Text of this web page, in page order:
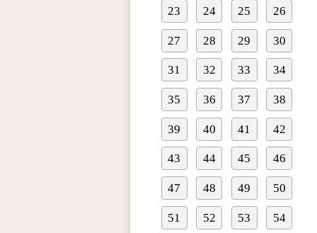
23 24 25 26
27 28 29 30
31 32 33 34
35 36 37 38
39 40 41 42
43 44 45 46
47 48 49 50
51 52 53 54